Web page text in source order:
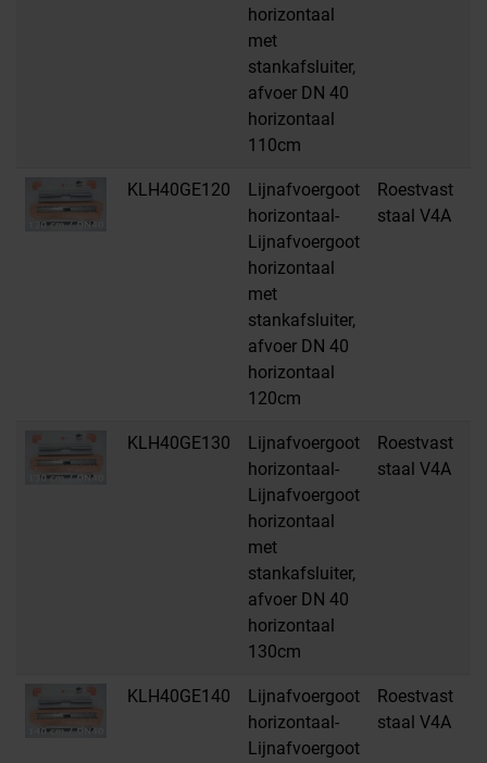
horizontaal
met
stankafsluiter,
afvoer DN 40
horizontaal
110cm
KLH40GE120
Lijnafvoergoot
horizontaal-
Lijnafvoergoot
horizontaal
met
stankafsluiter,
afvoer DN 40
horizontaal
120cm
Roestvast
staal V4A
KLH40GE130
Lijnafvoergoot
horizontaal-
Lijnafvoergoot
horizontaal
met
stankafsluiter,
afvoer DN 40
horizontaal
130cm
Roestvast
staal V4A
KLH40GE140
Lijnafvoergoot
horizontaal-
Lijnafvoergoot
Roestvast
staal V4A